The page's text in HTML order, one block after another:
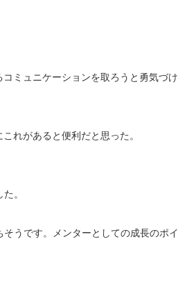
ミュニケーションを取ろうと勇気づけ
れがあると便利だと思った。
。
うです。メンターとしての成長のポイ